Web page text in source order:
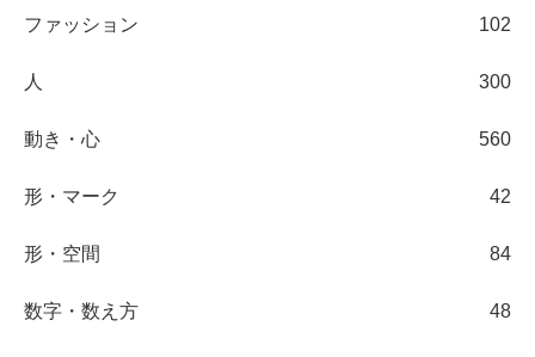
ファッション 102
人 300
動き・心 560
形・マーク 42
形・空間 84
数字・数え方 48